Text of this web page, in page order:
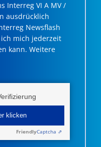
Interreg VI A MV /
ausdrücklich
Newsflash
mich jederzeit
kann. Weitere
klicken
FriendlyCaptcha ⇗